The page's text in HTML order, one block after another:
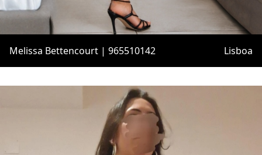
Melissa Bettencourt | 965510142 Lisboa